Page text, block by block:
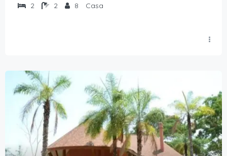
2
2 8 Casa